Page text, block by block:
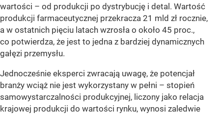
wartości – od produkcji po dystrybucję i detal. Wartość
produkcji farmaceutycznej przekracza 21 mld zł rocznie,
a w ostatnich pięciu latach wzrosła o około 45 proc.,
co potwierdza, że jest to jedna z bardziej dynamicznych
gałęzi przemysłu.
Jednocześnie eksperci zwracają uwagę, że potencjał
branży wciąż nie jest wykorzystany w pełni – stopień
samowystarczalności produkcyjnej, liczony jako relacja
krajowej produkcji do wartości rynku, wynosi zaledwie